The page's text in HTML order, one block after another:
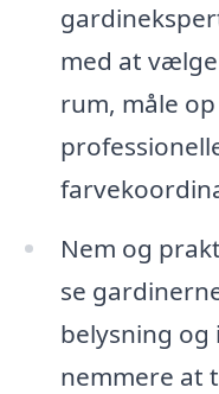
med at
rum, måle
Nem og
se
belysning
nemmere at